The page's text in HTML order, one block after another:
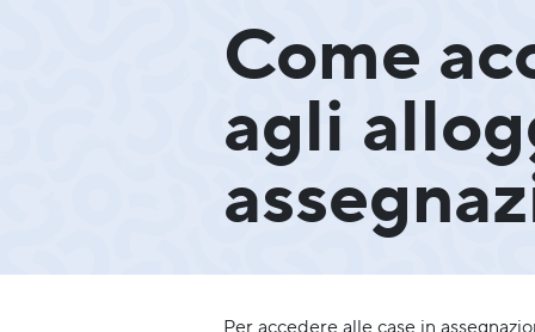
Come
agli
Per accedere alle case in